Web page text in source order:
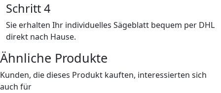
Schritt 4
Sie erhalten Ihr individuelles Sägeblatt bequem per DHL
direkt nach Hause.
Ähnliche Produkte
Kunden, die dieses Produkt kauften, interessierten sich
auch für